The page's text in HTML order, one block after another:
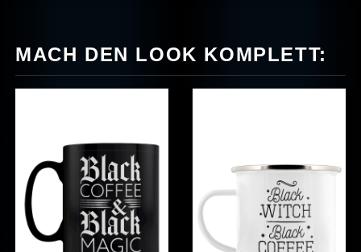
MACH DEN LOOK KOMPLETT: